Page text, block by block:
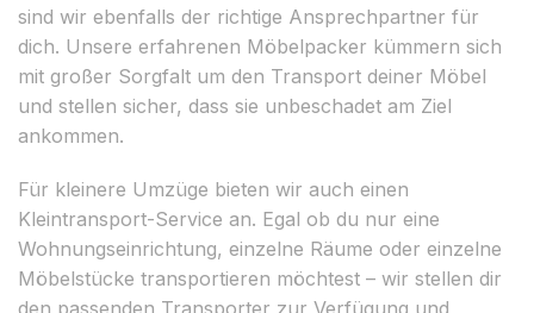
sind wir ebenfalls der richtige Ansprechpartner für
dich. Unsere erfahrenen Möbelpacker kümmern sich
mit großer Sorgfalt um den Transport deiner Möbel
und stellen sicher, dass sie unbeschadet am Ziel
ankommen.
Für kleinere Umzüge bieten wir auch einen
Kleintransport-Service an. Egal ob du nur eine
Wohnungseinrichtung, einzelne Räume oder einzelne
Möbelstücke transportieren möchtest – wir stellen dir
den passenden Transporter zur Verfügung und